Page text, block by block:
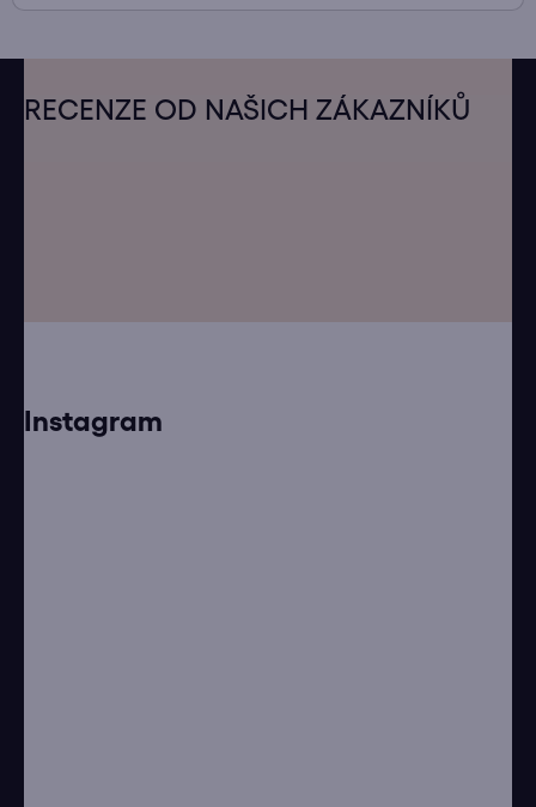
RECENZE OD NAŠICH ZÁKAZNÍKŮ
Instagram